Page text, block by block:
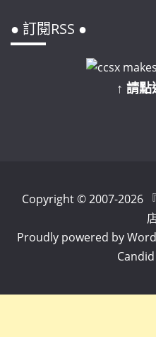
● 訂閱RSS ●
↑ 請點
Copyright © 2007-2026 『
Proudly powered by